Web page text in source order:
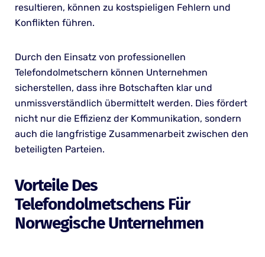
resultieren, können zu kostspieligen Fehlern und
Konflikten führen.
Durch den Einsatz von professionellen
Telefondolmetschern können Unternehmen
sicherstellen, dass ihre Botschaften klar und
unmissverständlich übermittelt werden. Dies fördert
nicht nur die Effizienz der Kommunikation, sondern
auch die langfristige Zusammenarbeit zwischen den
beteiligten Parteien.
Vorteile Des
Telefondolmetschens Für
Norwegische Unternehmen